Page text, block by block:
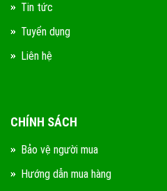
Tin tức
Tuyển dụng
Liên hệ
CHÍNH SÁCH
Bảo vệ người mua
Hướng dẫn mua hàng